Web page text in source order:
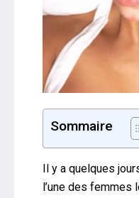
Sommaire
Il y a quelques
l’une des